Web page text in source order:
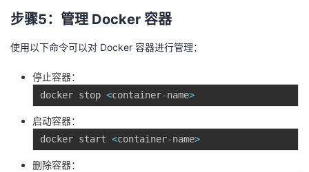
步骤5：管理 Docker 容器
使用以下命令可以对 Docker 容器进行管理：
停止容器：
docker stop <container-name>
启动容器：
docker start <container-name>
删除容器：